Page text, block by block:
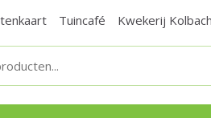
Tuincafé Kwekerij Kolbach